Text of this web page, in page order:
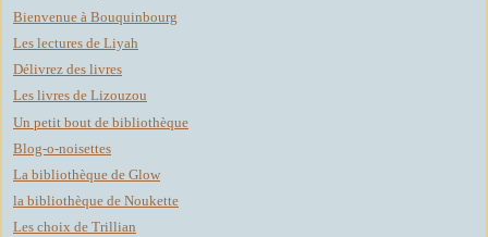
Bienvenue à Bouquinbourg
Les lectures de Liyah
Délivrez des livres
Les livres de Lizouzou
Un petit bout de bibliothèque
Blog-o-noisettes
La bibliothèque de Glow
la bibliothèque de Noukette
Les choix de Trillian